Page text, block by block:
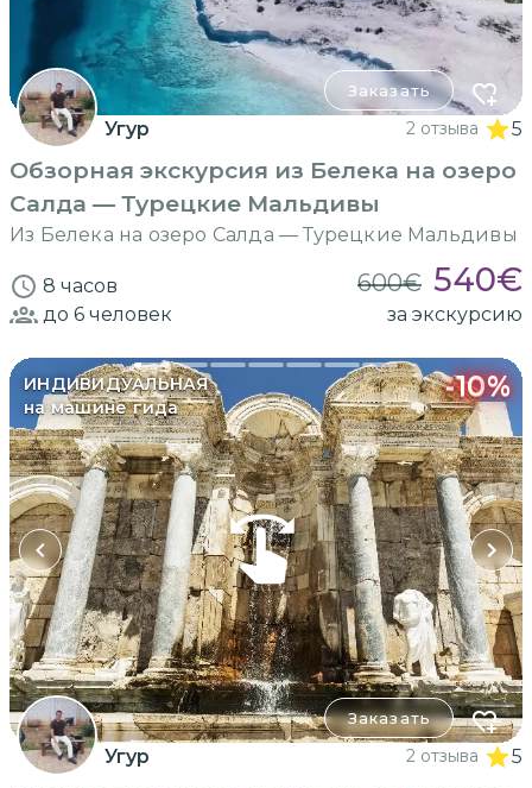
Заказать
Угур 2 отзыва 5
Обзорная экскурсия из Белека на озеро
Салда — Турецкие Мальдивы
Из Белека на озеро Салда — Турецкие Мальдивы
8 часов 600€ 540€
до 6 человек за экскурсию
ИНДИВИДУАЛЬНАЯ
на машине гида
-10%
Заказать
Угур 2 отзыва 5